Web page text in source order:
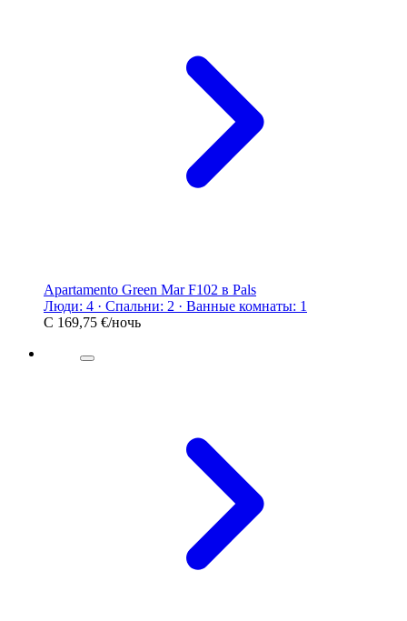
Apartamento Green Mar F102 в Pals
Люди: 4 · Спальни: 2 · Ванные комнаты: 1
С 169,75 €/ночь